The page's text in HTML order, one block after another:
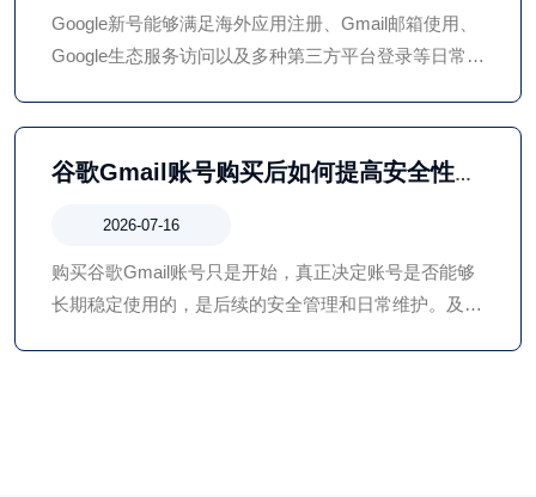
Google新号能够满足海外应用注册、Gmail邮箱使用、
Google生态服务访问以及多种第三方平台登录等日常需
谷歌Gmail账号购买后如何提高安全性？
2026-07-16
购买谷歌Gmail账号只是开始，真正决定账号是否能够
长期稳定使用的，是后续的安全管理和日常维护。及时